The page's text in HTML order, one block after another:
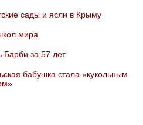
сады и ясли в Крыму
мира
Барби за 57 лет
бабушка стала «кукольным